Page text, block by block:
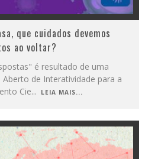
que cuidados devemos
ao voltar?
é resultado de uma
de Interatividade para a
Cie... LEIA MAIS...